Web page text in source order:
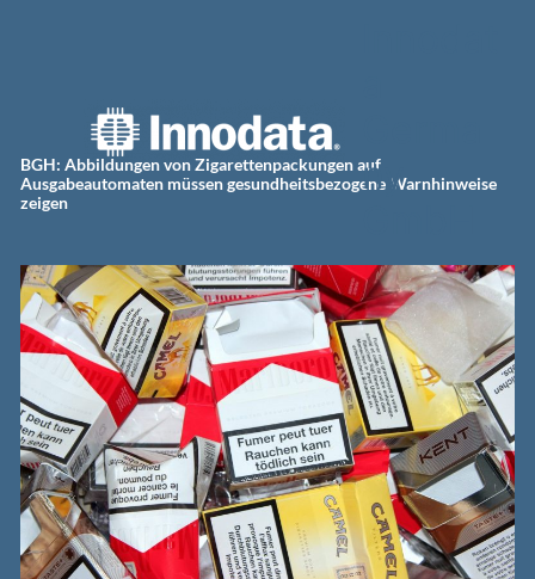
ny
BGH: Abbildungen von Zigarettenpackungen auf
Ausgabeautomaten müssen gesundheitsbezogene Warnhinweise
zeigen